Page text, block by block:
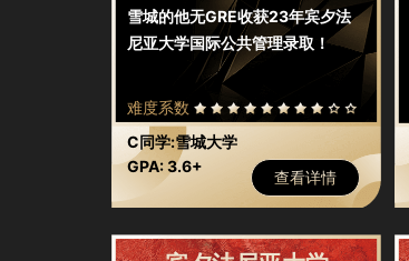
雪城的他无GRE收获23年宾夕法
尼亚大学国际公共管理录取！
难度系数
C同学:雪城大学
GPA: 3.6+
查看详情